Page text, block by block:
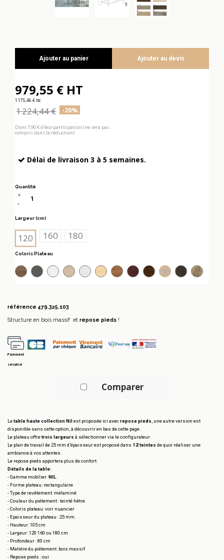
Ajouter au panier Ajouter au devis
979,55 € HT
1 175,46 € ttc
1 224,44 € -20%
Dont 7,90 € d'éco-participation (ne sera pas
compris dans la réduction)
Délai de livraison 3 à 5 semaines.
Largeur (cm)
120 160 180
Coloris Plateau
Acacia foncé
Anthracite
BlancChêne moyen
Gris HêtrePoirierWengeZebranoAcacia clair
ChêneChêne
Quantité
référence 479.325.103
Structure en bois massif et repose pieds !
Paiement
sécurisé
Comparer
La table haute collection Nil est proposée ici avecrepose pieds , une autre version est
disponible sans cette option, à découvrir en bas de cette page.
Le plateau offretrois largeurs à sélectionner via le configurateur.
Le plan de travail de 25 mm d’épaisseur est proposé dans 12 teintes de quoi réaliser une
ambiance à vos attentes.
Le repose pieds apportera plus de confort.
Détails de la table:
- Gamme mobilier:NIL
- Forme plateau: rectangulaire
- Type de revêtement: mélaminé
- Couleur du piétement : teinté hêtre
- Coloris plateau: voir nuancier
- Epaisseur du plateau : 25 mm.
- Hauteur: 105 cm
- Largeur: 120 160 ou 180 cm
- Profondeur : 80 cm
- Matière du piétement: bois massif
- Repose pieds : oui